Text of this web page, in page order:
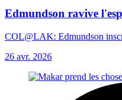
Edmundson ravive
COL@LAK: Edmundson
26 avr. 2026